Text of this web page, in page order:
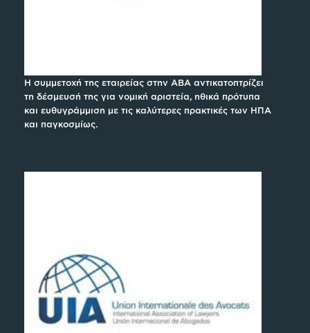
Η συμμετοχή της εταιρείας στην ABA αντικατοπτρίζει
τη δέσμευσή της για νομική αριστεία, ηθικά πρότυπα
και ευθυγράμμιση με τις καλύτερες πρακτικές των ΗΠΑ
και παγκοσμίως.